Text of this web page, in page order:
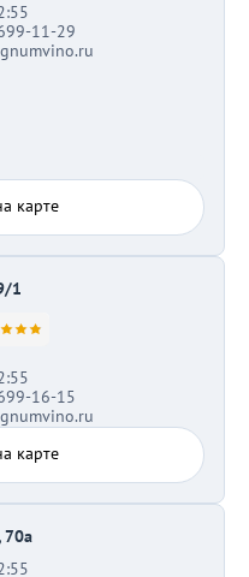
11-29
карте
1
16-15
карте
70а